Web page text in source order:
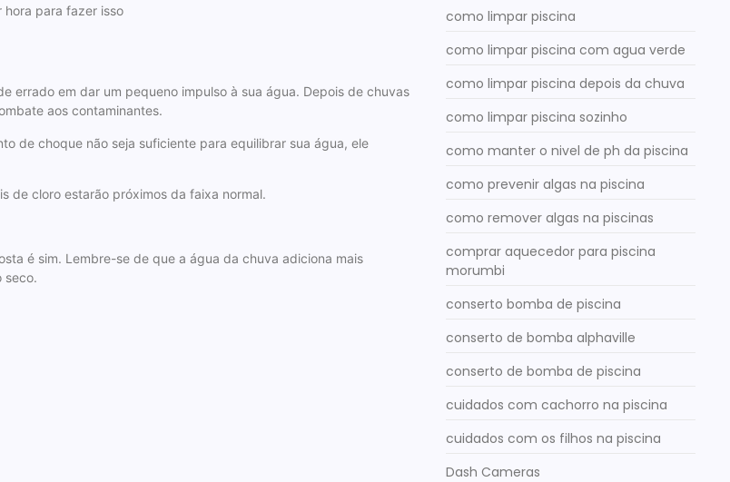
hora para fazer isso
errado em dar um pequeno impulso à sua água. Depois de chuvas
aos contaminantes.
de choque não seja suficiente para equilibrar sua água, ele
de cloro estarão próximos da faixa normal.
é sim. Lembre-se de que a água da chuva adiciona mais
seco.
como limpar piscina
como limpar piscina com agua verde
como limpar piscina depois da chuva
como limpar piscina sozinho
como manter o nivel de ph da piscina
como prevenir algas na piscina
como remover algas na piscinas
comprar aquecedor para piscina
morumbi
conserto bomba de piscina
conserto de bomba alphaville
conserto de bomba de piscina
cuidados com cachorro na piscina
cuidados com os filhos na piscina
Dash Cameras